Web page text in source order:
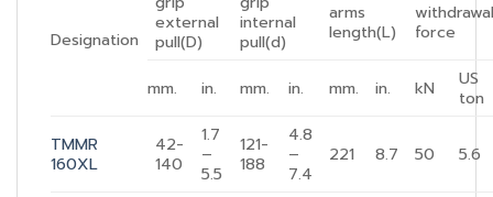
Designation
external
pull(D)
internal
pull(d)
arms
length(L)
force
mm. in. mm. in. mm. in. kN
US
ton
TMMR
160XL
42-
140
1.7
–
5.5
121-
188
4.8
–
7.4
221 8.7 50 5.6